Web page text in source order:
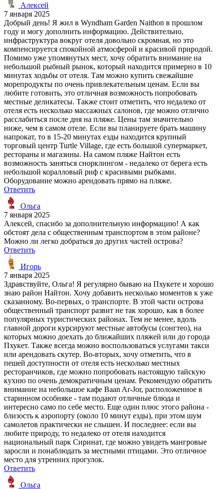
Алексей
7 января 2025
Добрый день! Я жил в Wyndham Garden Naithon в прошлом
году и могу дополнить информацию. Действительно,
инфраструктура вокруг отеля довольно скромная, но это
компенсируется спокойной атмосферой и красивой природой.
Помимо уже упомянутых мест, хочу обратить внимание на
небольшой рыбный рынок, который находится примерно в 10
минутах ходьбы от отеля. Там можно купить свежайшие
морепродукты по очень привлекательным ценам. Если вы
любите готовить, это отличная возможность попробовать
местные деликатесы. Также стоит отметить, что недалеко от
отеля есть несколько массажных салонов, где можно отлично
расслабиться после дня на пляже. Цены там значительно
ниже, чем в самом отеле. Если вы планируете брать машину
напрокат, то в 15-20 минутах езды находится крупный
торговый центр Turtle Village, где есть большой супермаркет,
рестораны и магазины. На самом пляже Найтон есть
возможность заняться снорклингом - недалеко от берега есть
небольшой коралловый риф с красивыми рыбками.
Оборудование можно арендовать прямо на пляже.
Ответить
Ольга
7 января 2025
Алексей, спасибо за дополнительную информацию! А как
обстоят дела с общественным транспортом в этом районе?
Можно ли легко добраться до других частей острова?
Ответить
Игорь
7 января 2025
Здравствуйте, Ольга! Я регулярно бываю на Пхукете и хорошо
знаю район Найтон. Хочу добавить несколько моментов к уже
сказанному. Во-первых, о транспорте. В этой части острова
общественный транспорт развит не так хорошо, как в более
популярных туристических районах. Тем не менее, вдоль
главной дороги курсируют местные автобусы (сонгтео), на
которых можно доехать до ближайших пляжей или до города
Пхукет. Также всегда можно воспользоваться услугами такси
или арендовать скутер. Во-вторых, хочу отметить, что в
пешей доступности от отеля есть несколько местных
ресторанчиков, где можно попробовать настоящую тайскую
кухню по очень демократичным ценам. Рекомендую обратить
внимание на небольшое кафе Baan Ar-Jor, расположенное в
старинном особняке - там подают отличные блюда и
интересно само по себе место. Еще один плюс этого района -
близость к аэропорту (около 10 минут езды), при этом шум
самолетов практически не слышен. И последнее: если вы
любите природу, то недалеко от отеля находится
национальный парк Сиринат, где можно увидеть мангровые
заросли и понаблюдать за местными птицами. Это отличное
место для утренних прогулок.
Ответить
Ольга